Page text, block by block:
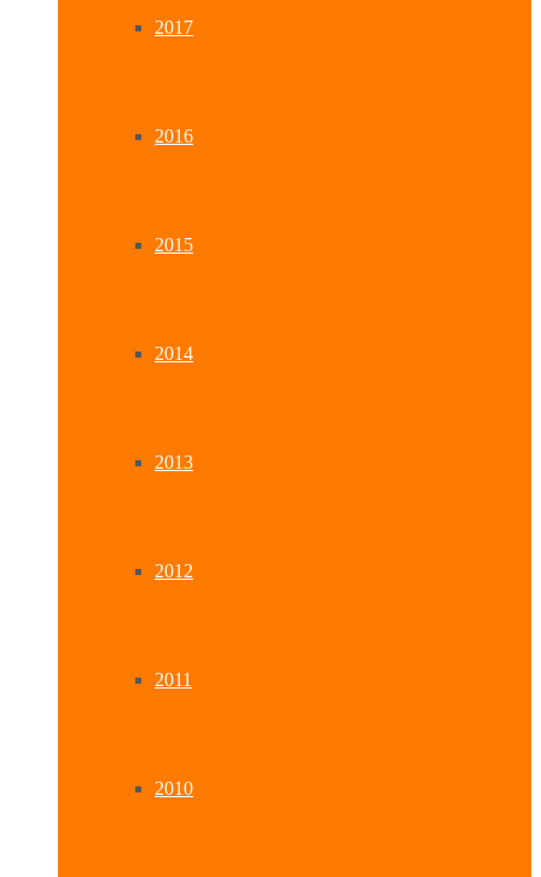
2017
2016
2015
2014
2013
2012
2011
2010